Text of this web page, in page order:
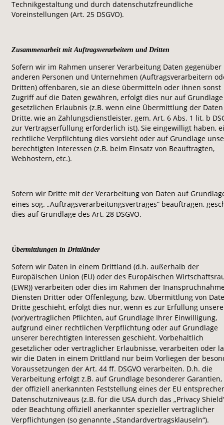
Technikgestaltung und durch datenschutzfreundliche
Voreinstellungen (Art. 25 DSGVO).
Zusammenarbeit mit Auftragsverarbeitern und Dritten
Sofern wir im Rahmen unserer Verarbeitung Daten gegenüber
anderen Personen und Unternehmen (Auftragsverarbeitern
Dritten) offenbaren, sie an diese übermitteln oder ihnen sonst
Zugriff auf die Daten gewähren, erfolgt dies nur auf
gesetzlichen Erlaubnis (z.B. wenn eine Übermittlung der
Dritte, wie an Zahlungsdienstleister, gem. Art. 6 Abs. 1 lit. b
zur Vertragserfüllung erforderlich ist), Sie eingewilligt haben,
rechtliche Verpflichtung dies vorsieht oder auf Grundlage
berechtigten Interessen (z.B. beim Einsatz von Beauftragten,
Webhostern, etc.).
Sofern wir Dritte mit der Verarbeitung von Daten auf
eines sog. „Auftragsverarbeitungsvertrages“ beauftragen,
dies auf Grundlage des Art. 28 DSGVO.
Übermittlungen in Drittländer
Sofern wir Daten in einem Drittland (d.h. außerhalb der
Europäischen Union (EU) oder des Europäischen
(EWR)) verarbeiten oder dies im Rahmen der
Diensten Dritter oder Offenlegung, bzw. Übermittlung von
Dritte geschieht, erfolgt dies nur, wenn es zur Erfüllung
(vor)vertraglichen Pflichten, auf Grundlage Ihrer Einwilligung,
aufgrund einer rechtlichen Verpflichtung oder auf Grundlage
unserer berechtigten Interessen geschieht. Vorbehaltlich
gesetzlicher oder vertraglicher Erlaubnisse, verarbeiten oder
wir die Daten in einem Drittland nur beim Vorliegen der
Voraussetzungen der Art. 44 ff. DSGVO verarbeiten. D.h. die
Verarbeitung erfolgt z.B. auf Grundlage besonderer
der offiziell anerkannten Feststellung eines der EU
Datenschutzniveaus (z.B. für die USA durch das „Privacy
oder Beachtung offiziell anerkannter spezieller vertraglicher
Verpflichtungen (so genannte „Standardvertragsklauseln“).